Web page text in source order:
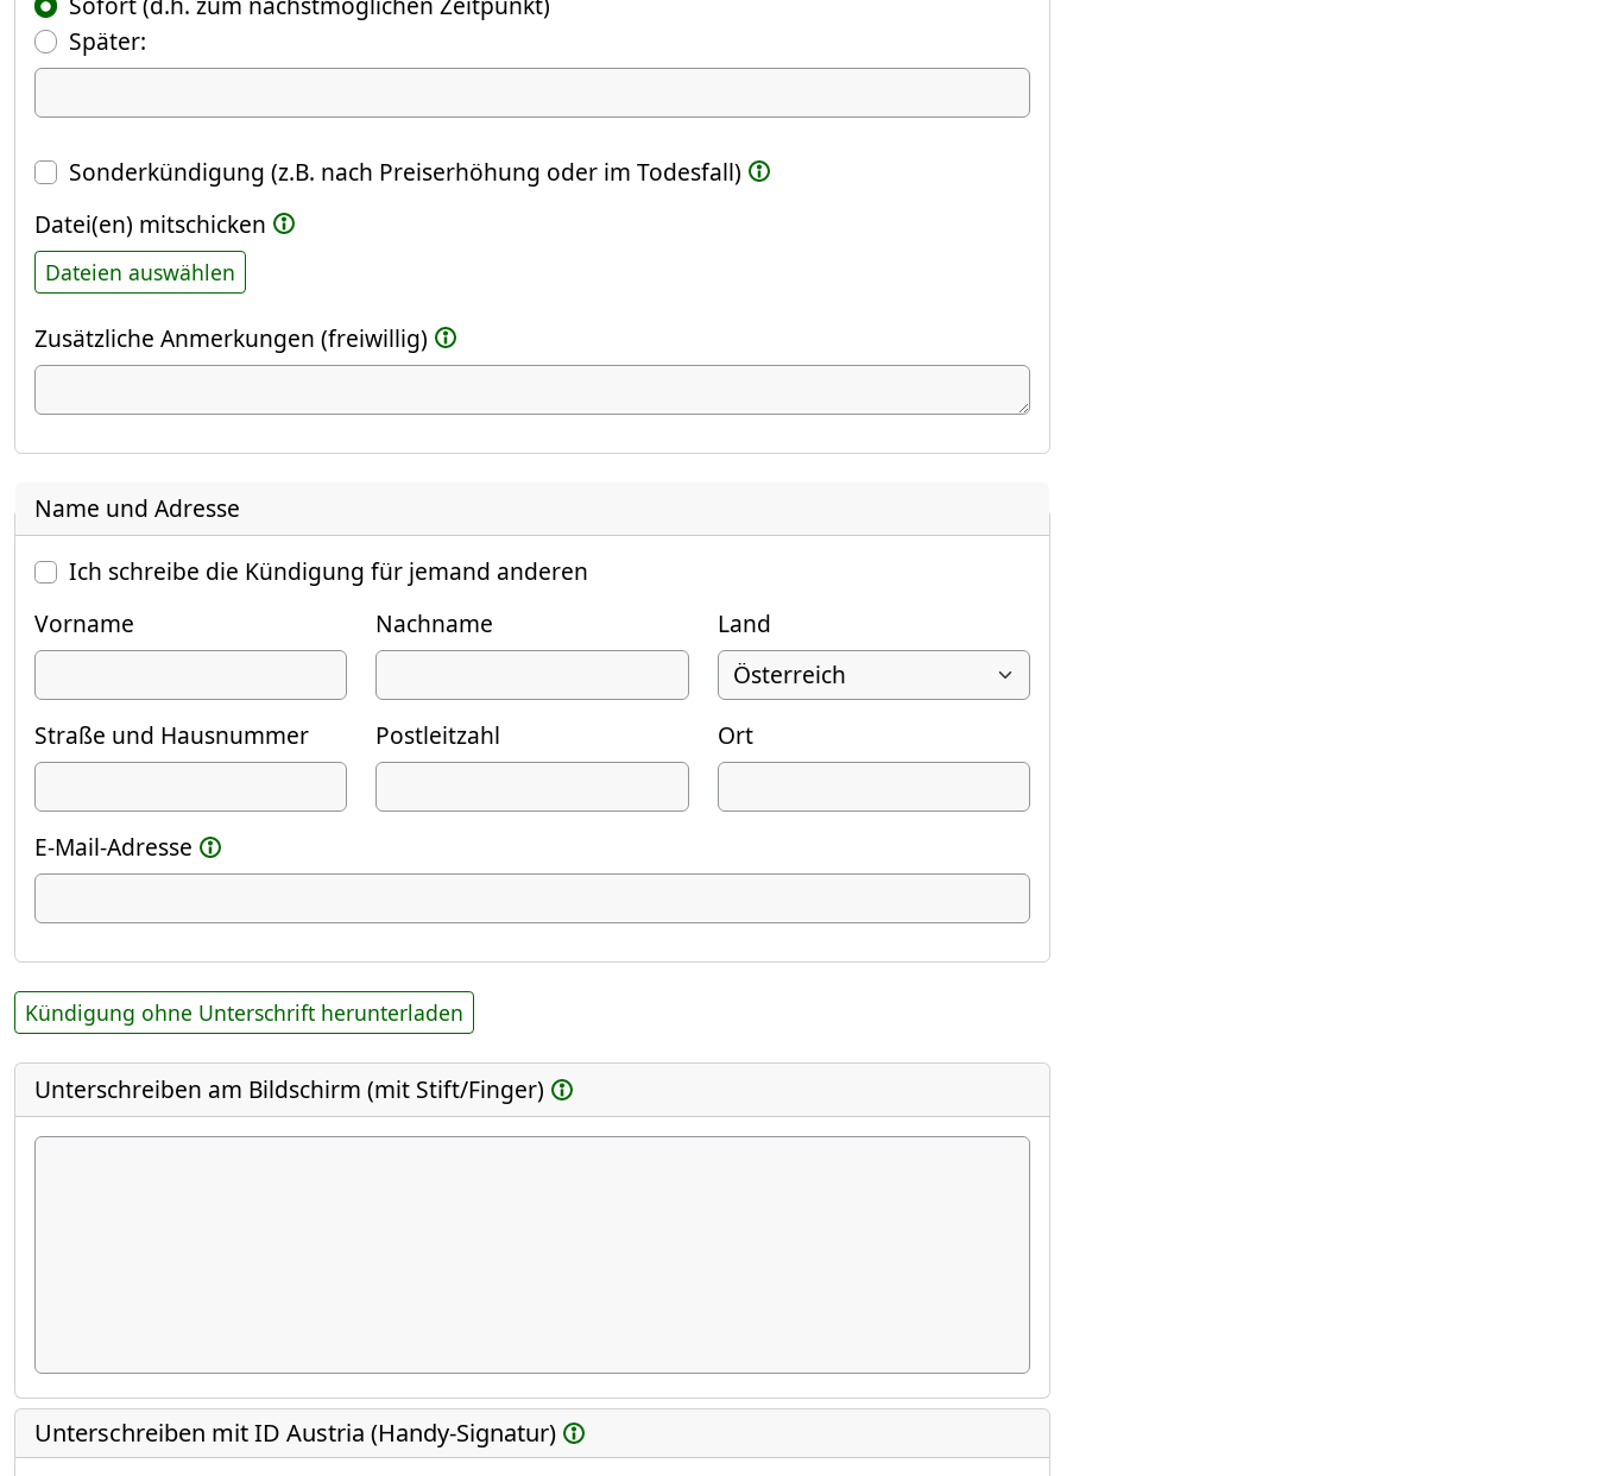
Später:(Fokus springt automatisch ins nächste Feld)
Datum
Sonderkündigung (z.B. nach Preiserhöhung oder im Todesfall)
Datei(en) mitschicken
Dateien auswählen
Zusätzliche Anmerkungen (freiwillig)
Name und Adresse
Ich schreibe die Kündigung für jemand anderen
Vorname
Nachname Land
Straße und Hausnummer Postleitzahl Ort
E-Mail-Adresse
Kündigung ohne Unterschrift herunterladen
Unterschreiben am Bildschirm (mit Stift/Finger)
Unterschreiben mit ID Austria (Handy-Signatur)